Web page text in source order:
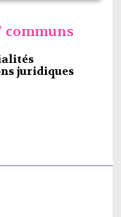
communs
juridiques